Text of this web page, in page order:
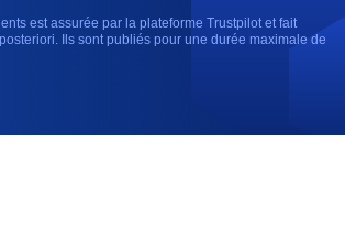
est assurée par la plateforme Trustpilot et fait
Ils sont publiés pour une durée maximale de